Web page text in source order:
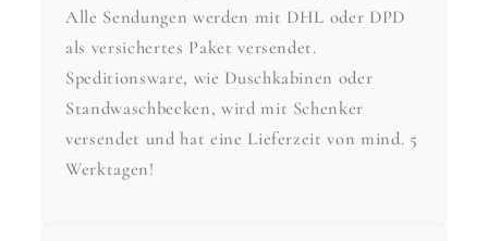
Alle Sendungen werden mit DHL oder DPD
als versichertes Paket versendet.
Speditionsware, wie Duschkabinen oder
Standwaschbecken, wird mit Schenker
versendet und hat eine Lieferzeit von mind. 5
Werktagen!